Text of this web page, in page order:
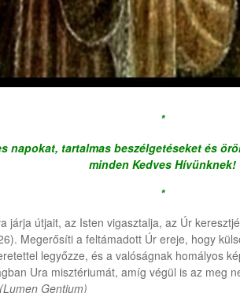
*
napokat, tartalmas beszélgetéseket és
minden Kedves Hívünknek!
*
járja útjait, az Isten vigasztalja, az Úr
Megerősíti a feltámadott Úr ereje, hogy
legyőzze, és a valóságnak homályos
Ura misztériumát, amíg végül is az meg
(Lumen Gentium)